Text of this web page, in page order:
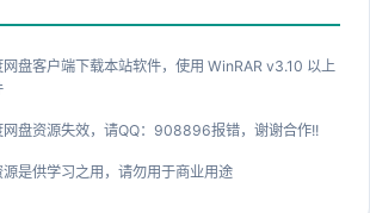
盘客户端下载本站软件，使用 WinRAR v3.10 以上
网盘资源失效，请QQ：908896报错，谢谢合作!!
是供学习之用，请勿用于商业用途